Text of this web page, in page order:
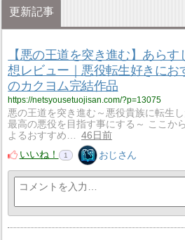
更新記事
【悪の王道を突き進む】あらす
想レビュー｜悪役転生好きにお
のカクヨム完結作品
https://netsyousetuojisan.com/?p=13075
悪の王道を突き進む～悪役貴族に転生
最高の悪役を目指す事にする～ ここか
よるおすすめ…
46日前
いいね！
1 おじさん